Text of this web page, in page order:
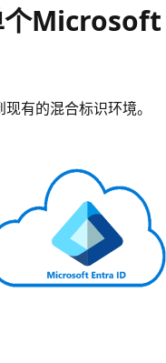
个Microsoft
有的混合标识环境。